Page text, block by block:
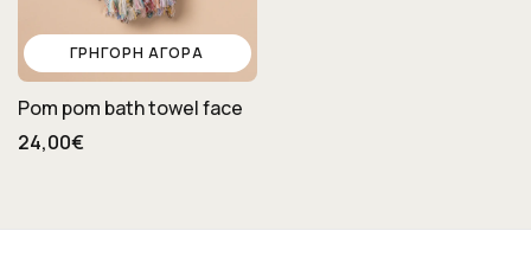
ΓΡΉΓΟΡΗ ΑΓΟΡΆ
Pom pom bath towel face
24,00€